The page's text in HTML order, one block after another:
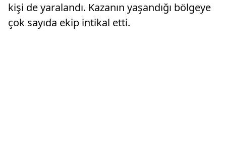
kişi de yaralandı. Kazanın yaşandığı bölgeye
çok sayıda ekip intikal etti.